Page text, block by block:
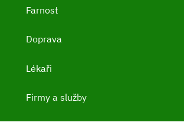
Farnost
Doprava
Lékaři
Firmy a služby